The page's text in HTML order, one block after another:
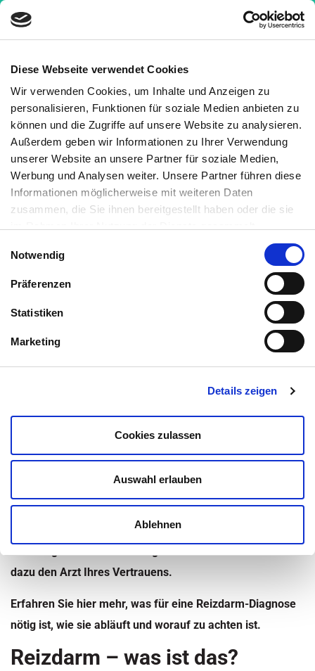
Diese Webseite verwendet Cookies
Wir verwenden Cookies, um Inhalte und Anzeigen zu
personalisieren, Funktionen für soziale Medien anbieten zu
können und die Zugriffe auf unsere Website zu analysieren.
Außerdem geben wir Informationen zu Ihrer Verwendung
unserer Website an unsere Partner für soziale Medien,
Werbung und Analysen weiter. Unsere Partner führen diese
Informationen möglicherweise mit weiteren Daten
zusammen, die Sie ihnen bereitgestellt haben oder die sie
haben. Sie können jederzeit die Cookie-Einstellungen
widerrufen oder ändern:
. Es befindet
sich auch ein Link in der Fußzeile zu den Einstellungen der
Cookies um diese jederzeit widerrufen oder ändern zu
können.
Notwendig
Präferenzen
Statistiken
Marketing
Details zeigen
Cookies zulassen
Auswahl erlauben
Ablehnen
Krankheiten »Magen-Darm-Erkrankungen »
wird Reizdarm diagnostiziert? Die Antwort findest
du hier!
Wie wird Reizdarm
diagnostiziert? Die Antwort
Medizinisch geprüft
Kategorie: Magen-Darm-Erkrankungen
Zuletzt aktualisiert am 25. Juni 2019 um 12:21
schleppen Sie nun schon länger mit sich herum und
wollen endlich wissen, was dahinter steckt. Sie möchten
dazu den Arzt Ihres Vertrauens.
Erfahren Sie hier mehr, was für eine Reizdarm-Diagnose
nötig ist, wie sie abläuft und worauf zu achten ist.
Reizdarm – was ist das?